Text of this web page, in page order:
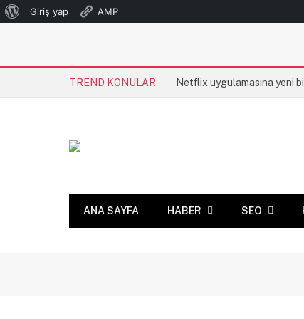
WordPress
Giriş yap AMP
TREND KONULAR Netflix uygulamasına yeni
ANA SAYFA HABER SEO